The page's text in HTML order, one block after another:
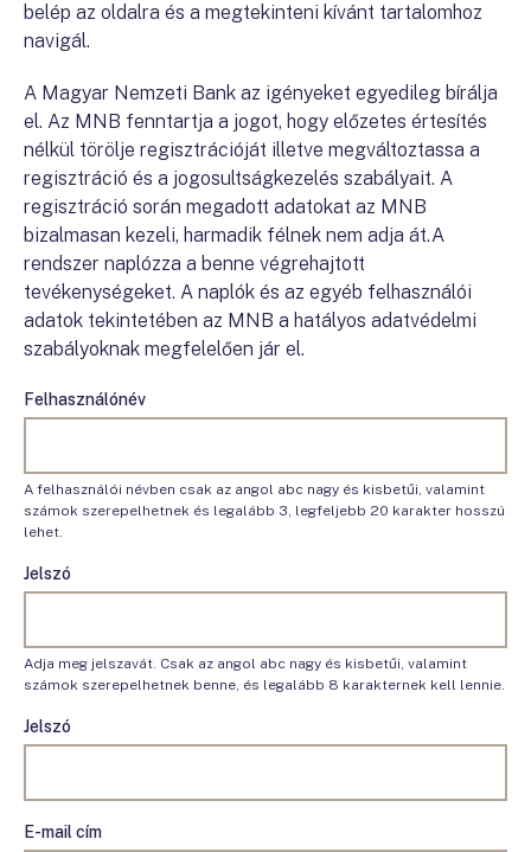
belép az oldalra és a megtekinteni kívánt tartalomhoz
navigál.
A Magyar Nemzeti Bank az igényeket egyedileg bírálja
el. Az MNB fenntartja a jogot, hogy előzetes értesítés
nélkül törölje regisztrációját illetve megváltoztassa a
regisztráció és a jogosultságkezelés szabályait. A
regisztráció során megadott adatokat az MNB
bizalmasan kezeli, harmadik félnek nem adja át.A
rendszer naplózza a benne végrehajtott
tevékenységeket. A naplók és az egyéb felhasználói
adatok tekintetében az MNB a hatályos adatvédelmi
szabályoknak megfelelően jár el.
Felhasználónév
A felhasználói névben csak az angol abc nagy és kisbetűi, valamint
számok szerepelhetnek és legalább 3, legfeljebb 20 karakter hosszú
lehet.
Jelszó
Adja meg jelszavát. Csak az angol abc nagy és kisbetűi, valamint
számok szerepelhetnek benne, és legalább 8 karakternek kell lennie.
Jelszó
E-mail cím